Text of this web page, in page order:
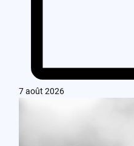
7 août 2026